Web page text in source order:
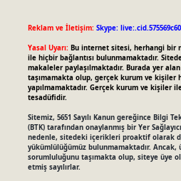
Reklam ve İletişim: Skype:
Yasal Uyarı: Bu internet sitesi, herhangi bir
ile hiçbir bağlantısı bulunmamaktadır.
makaleler paylaşılmaktadır. Burada yer
taşımamakta olup, gerçek kurum ve kişiler
yapılmamaktadır. Gerçek kurum ve kişiler
tesadüfidir.
Sitemiz, 5651 Sayılı Kanun gereğince Bilgi
(BTK) tarafından onaylanmış bir Yer
nedenle, sitedeki içerikleri proaktif olarak
yükümlülüğümüz bulunmamaktadır. Ancak,
sorumluluğunu taşımakta olup, siteye üye
etmiş sayılırlar.